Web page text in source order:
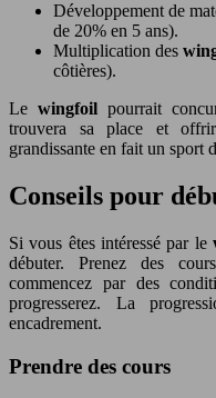
Développement de
de 20% en 5 ans).
Multiplication des
côtières).
Le wingfoil pourrait
trouvera sa place et
grandissante en fait un sport
Conseils pour
Si vous êtes intéressé par le
débuter. Prenez des
commencez par des
progresserez. La
encadrement.
Prendre des cours